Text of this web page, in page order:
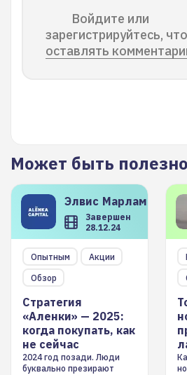
Войдите или
зарегистрируйтесь,
оставлять
Может быть полезно
Элвис Марламов
Завершен
28.12.24
Опытным
Акции
Обзор
Стратегия
«Аленки» — 2025:
когда покупать, как
не сейчас
2024 год позади. Люди
буквально презирают